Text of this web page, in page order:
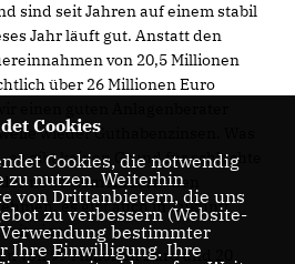
sind seit Jahren auf einem stabil
Jahr läuft gut. Anstatt den
von 20,5 Millionen
über 26 Millionen Euro
wieder Guthabenzinsen. Was
gibt keinen Grund für schlechte
neue Gemeinderat den
es gibt auch in Zukunft
mit einem
von 99 Millionen Euro und 20
Cookies
Cookies, die notwendig
zu nutzen. Weiterhin
von Drittanbietern, die uns
zu verbessern (Website-
bestimmter
Ihre Einwilligung. Ihre